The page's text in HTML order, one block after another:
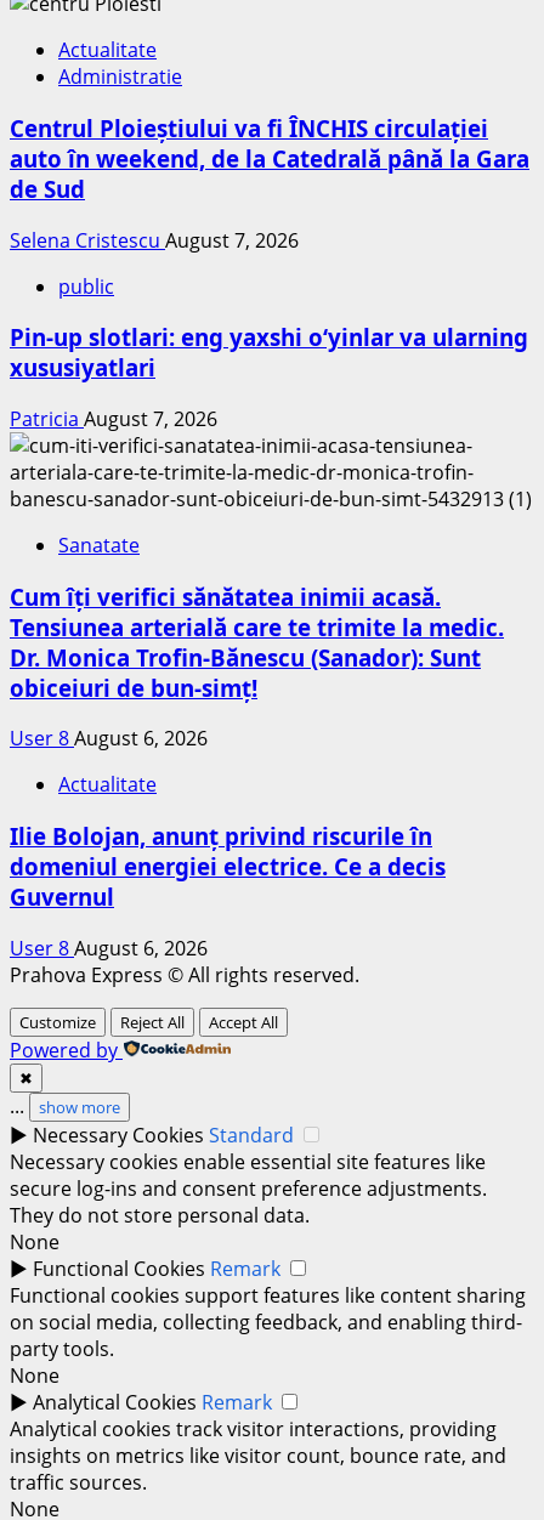
Actualitate
Administratie
Centrul Ploieștiului va fi ÎNCHIS circulației
auto în weekend, de la Catedrală până la Gara
de Sud
Selena Cristescu August 7, 2026
public
Pin-up slotlari: eng yaxshi o‘yinlar va ularning
xususiyatlari
Patricia August 7, 2026
Sanatate
Cum îți verifici sănătatea inimii acasă.
Tensiunea arterială care te trimite la medic.
Dr. Monica Trofin-Bănescu (Sanador): Sunt
obiceiuri de bun-simț!
User 8August 6, 2026
Actualitate
Ilie Bolojan, anunț privind riscurile în
domeniul energiei electrice. Ce a decis
Guvernul
User 8August 6, 2026
Prahova Express © All rights reserved.
Customize Reject All Accept All
Powered by
✖
... show more
► Necessary Cookies Standard
Necessary cookies enable essential site features like
secure log-ins and consent preference adjustments.
They do not store personal data.
None
► Functional Cookies Remark
Functional cookies support features like content sharing
on social media, collecting feedback, and enabling third-
party tools.
None
► Analytical Cookies Remark
Analytical cookies track visitor interactions, providing
insights on metrics like visitor count, bounce rate, and
traffic sources.
None